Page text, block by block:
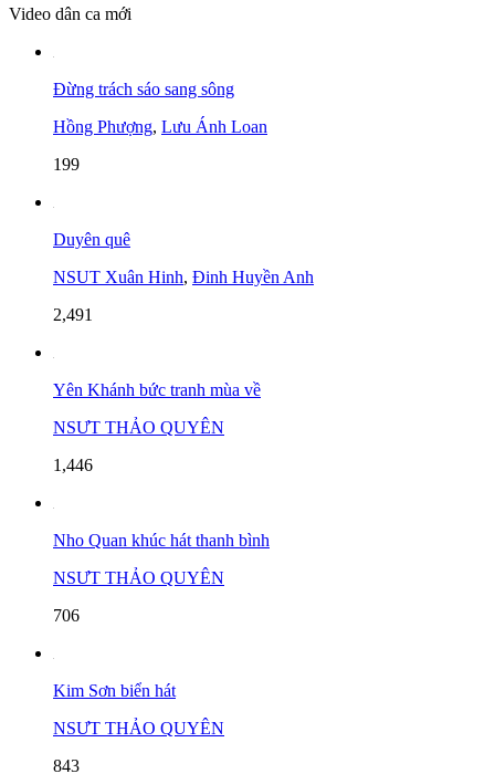
Video dân ca mới
Đừng trách sáo sang sông
Hồng Phượng, Lưu Ánh Loan
199
Duyên quê
NSUT Xuân Hinh, Đinh Huyền Anh
2,491
Yên Khánh bức tranh mùa về
NSƯT THẢO QUYÊN
1,446
Nho Quan khúc hát thanh bình
NSƯT THẢO QUYÊN
706
Kim Sơn biển hát
NSƯT THẢO QUYÊN
843